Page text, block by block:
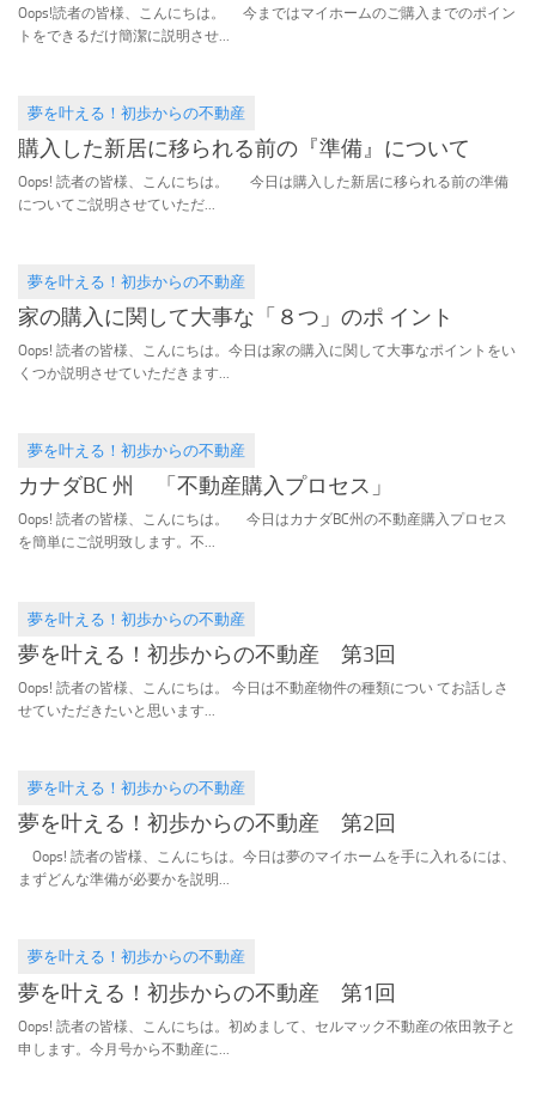
Oops!読者の皆様、こんにちは。 今まではマイホームのご購入までのポイン
トをできるだけ簡潔に説明させ...
夢を叶える！初歩からの不動産
2016.06.29
購入した新居に移られる前の『準備』について
Oops! 読者の皆様、こんにちは。 今日は購入した新居に移られる前の準備
についてご説明させていただ...
夢を叶える！初歩からの不動産
2016.05.11
家の購入に関して大事な「８つ」のポ イント
Oops! 読者の皆様、こんにちは。今日は家の購入に関して大事なポイントをい
くつか説明させていただきます...
夢を叶える！初歩からの不動産
2016.04.10
カナダBC 州 「不動産購入プロセス」
Oops! 読者の皆様、こんにちは。 今日はカナダBC州の不動産購入プロセス
を簡単にご説明致します。不...
夢を叶える！初歩からの不動産
2016.03.20
夢を叶える！初歩からの不動産 第3回
Oops! 読者の皆様、こんにちは。 今日は不動産物件の種類につい てお話しさ
せていただきたいと思います...
夢を叶える！初歩からの不動産
2016.02.17
夢を叶える！初歩からの不動産 第2回
Oops! 読者の皆様、こんにちは。今日は夢のマイホームを手に入れるには、
まずどんな準備が必要かを説明...
夢を叶える！初歩からの不動産
2016.01.27
夢を叶える！初歩からの不動産 第1回
Oops! 読者の皆様、こんにちは。初めまして、セルマック不動産の依田敦子と
申します。今月号から不動産に...